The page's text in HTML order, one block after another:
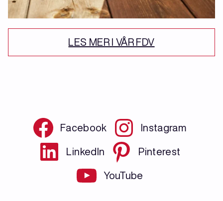
LES MER I VÅR FDV
Facebook Instagram
LinkedIn Pinterest
YouTube